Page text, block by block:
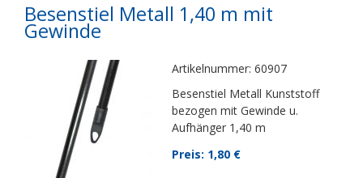
Besenstiel Metall 1,40 m mit
Gewinde
Artikelnummer: 60907
Besenstiel Metall Kunststoff
bezogen mit Gewinde u.
Aufhänger 1,40 m
Preis: 1,80 €